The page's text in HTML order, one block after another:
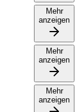
Mehr
anzeigen
Mehr
anzeigen
Mehr
anzeigen